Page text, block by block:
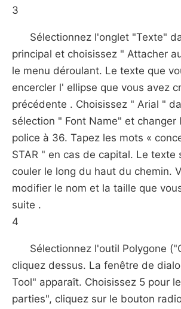
3
Sélectionnez l'onglet "Texte"
principal et choisissez " Attacher
le menu déroulant. Le texte que
encercler l' ellipse que vous avez
précédente . Choisissez " Arial "
sélection " Font Name" et changer
police à 36. Tapez les mots «
STAR " en cas de capital. Le texte
couler le long du haut du chemin.
modifier le nom et la taille que
suite .
4
Sélectionnez l'outil Polygone
cliquez dessus. La fenêtre de
Tool" apparaît. Choisissez 5 pour
parties", cliquez sur le bouton